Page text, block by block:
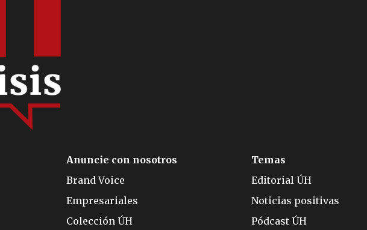
Anuncie con nosotros
Brand Voice
Empresariales
Colección ÚH
Temas
Editorial ÚH
Noticias positivas
Pódcast ÚH